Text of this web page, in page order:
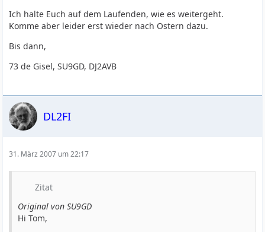
Ich halte Euch auf dem Laufenden, wie es weitergeht.
Komme aber leider erst wieder nach Ostern dazu.
Bis dann,
73 de Gisel, SU9GD, DJ2AVB
DL2FI
31. März 2007 um 22:17
Zitat
Original von SU9GD
Hi Tom,